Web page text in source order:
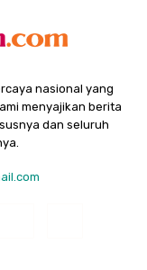
nasional yang
menyajikan berita
dan seluruh